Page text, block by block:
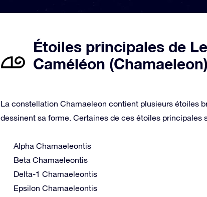
Étoiles principales de Le
Caméléon (Chamaeleon)
La constellation Chamaeleon contient plusieurs étoiles
dessinent sa forme. Certaines de ces étoiles principales
Alpha Chamaeleontis
Beta Chamaeleontis
Delta-1 Chamaeleontis
Epsilon Chamaeleontis